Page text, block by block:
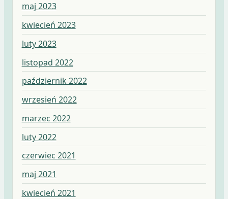
maj 2023
kwiecień 2023
luty 2023
listopad 2022
październik 2022
wrzesień 2022
marzec 2022
luty 2022
czerwiec 2021
maj 2021
kwiecień 2021